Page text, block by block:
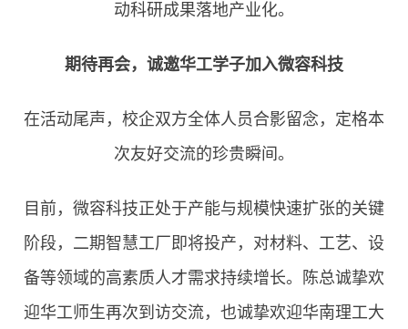
动科研成果落地产业化。
期待再会，诚邀华工学子加入微容科技
在活动尾声，校企双方全体人员合影留念，定格本
次友好交流的珍贵瞬间。
目前，微容科技正处于产能与规模快速扩张的关键
阶段，二期智慧工厂即将投产，对材料、工艺、设
备等领域的高素质人才需求持续增长。陈总诚挚欢
迎华工师生再次到访交流，也诚挚欢迎华南理工大